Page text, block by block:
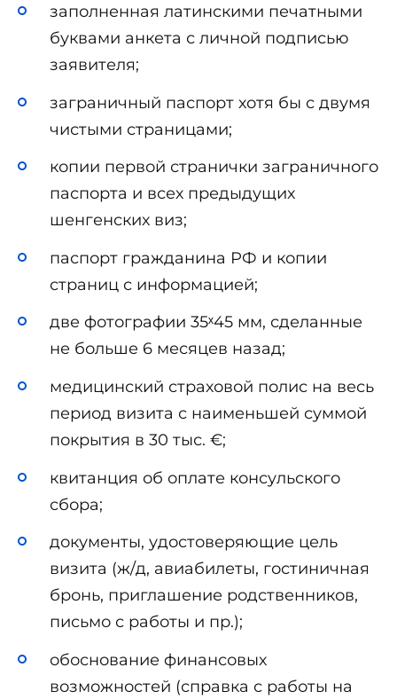
заполненная латинскими печатными
буквами анкета с личной подписью
заявителя;
заграничный паспорт хотя бы с двумя
чистыми страницами;
копии первой странички заграничного
паспорта и всех предыдущих
шенгенских виз;
паспорт гражданина РФ и копии
страниц с информацией;
две фотографии 35ˣ45 мм, сделанные
не больше 6 месяцев назад;
медицинский страховой полис на весь
период визита с наименьшей суммой
покрытия в 30 тыс. €;
квитанция об оплате консульского
сбора;
документы, удостоверяющие цель
визита (ж/д, авиабилеты, гостиничная
бронь, приглашение родственников,
письмо с работы и пр.);
обоснование финансовых
возможностей (справка с работы на